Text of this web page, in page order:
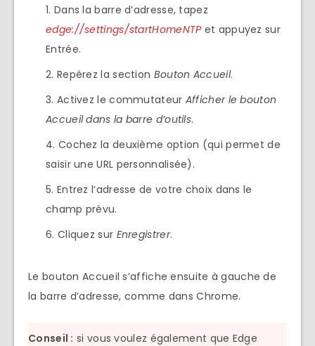
Dans la barre d’adresse, tapez
edge://settings/startHomeNTPet appuyez sur
Entrée.
Repérez la section Bouton Accueil.
Activez le commutateur Afficher le bouton
Accueil dans la barre d’outils.
Cochez la deuxième option (qui permet de
saisir une URL personnalisée).
Entrez l’adresse de votre choix dans le
champ prévu.
Cliquez sur Enregistrer.
Le bouton Accueil s’affiche ensuite à gauche de
la barre d’adresse, comme dans Chrome.
Conseil : si vous voulez également que Edge